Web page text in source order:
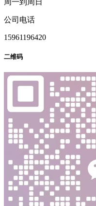
周一到周日
公司电话
15961196420
二维码